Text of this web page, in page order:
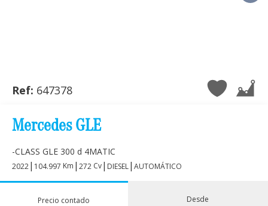
Ref: 647378
Mercedes GLE
-CLASS GLE 300 d 4MATIC
2022| 104.997 Km | 272 Cv| DIESEL| AUTOMÁTICO
Precio contado Desde